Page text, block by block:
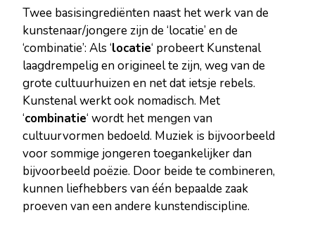
Twee basisingrediënten naast het werk van de
kunstenaar/jongere zijn de ‘locatie’ en de
‘combinatie’: Als ‘locatie‘ probeert Kunstenal
laagdrempelig en origineel te zijn, weg van de
grote cultuurhuizen en net dat ietsje rebels.
Kunstenal werkt ook nomadisch. Met
‘combinatie‘ wordt het mengen van
cultuurvormen bedoeld. Muziek is bijvoorbeeld
voor sommige jongeren toegankelijker dan
bijvoorbeeld poëzie. Door beide te combineren,
kunnen liefhebbers van één bepaalde zaak
proeven van een andere kunstendiscipline.